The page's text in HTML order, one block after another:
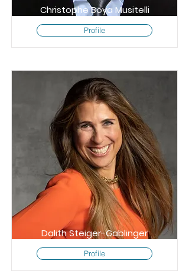
Christophe Boya Musitelli
Profile
Dalith Steiger-Gablinger
Profile